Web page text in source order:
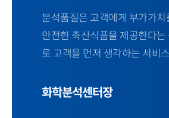
분석품질은 고객에게 부가가
안전한 축산식품을 제공한다
로 고객을 먼저 생각하는 서비
화학분석센터장